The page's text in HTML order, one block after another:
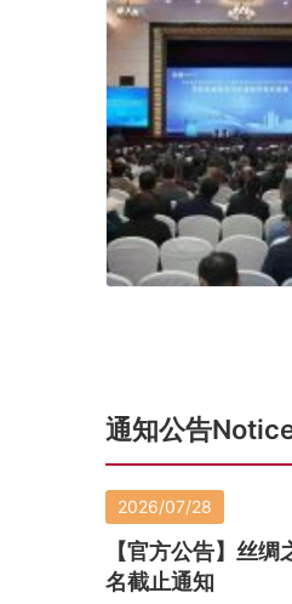
通知公告
2026/07/28
【官方公告】丝
名截止通知